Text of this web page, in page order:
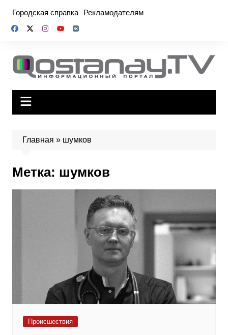
содержимому
Городская справка Рекламодателям
Главная » шумков
Метка: шумков
Происшествия